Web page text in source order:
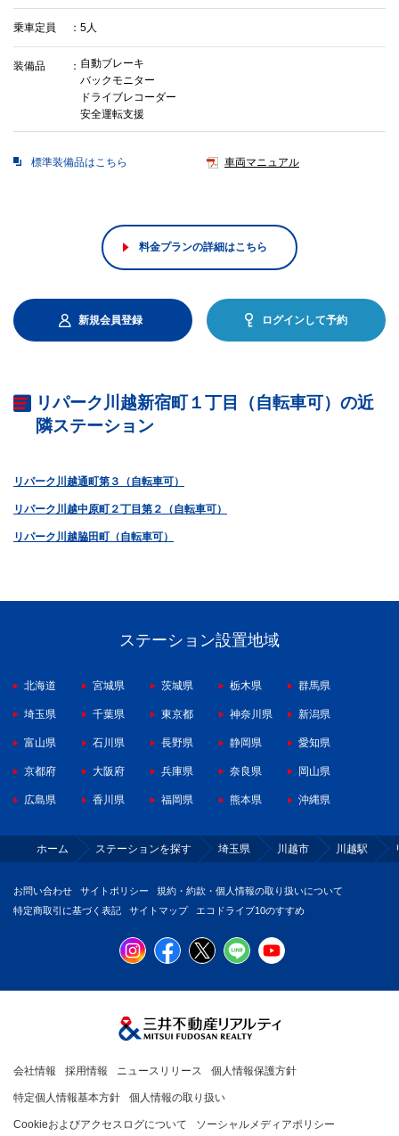
乗車定員 5人
装備品
自動ブレーキ
バックモニター
ドライブレコーダー
安全運転支援
標準装備品はこちら 車両マニュアル
料金プランの詳細はこちら
新規会員登録 ログインして予約
リパーク川越新宿町１丁目（自転車可）の近
隣ステーション
リパーク川越通町第３（自転車可）
リパーク川越中原町２丁目第２（自転車可）
リパーク川越脇田町（自転車可）
ステーション設置地域
北海道 宮城県 茨城県 栃木県 群馬県
埼玉県 千葉県 東京都 神奈川県 新潟県
富山県 石川県 長野県 静岡県 愛知県
京都府 大阪府 兵庫県 奈良県 岡山県
広島県 香川県 福岡県 熊本県 沖縄県
ホーム ステーションを探す 埼玉県 川越市 川越駅
お問い合わせ サイトポリシー
規約・約款・個人情報の取り扱いについて
特定商取引に基づく表記
サイトマップ エコドライブ10のすすめ
会社情報 採用情報 ニュースリリース 個人情報保護方針
特定個人情報基本方針 個人情報の取り扱い
Cookieおよびアクセスログについて ソーシャルメディアポリシー